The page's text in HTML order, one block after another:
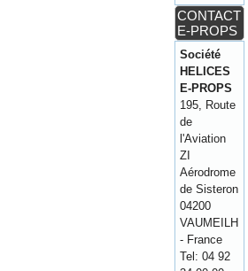
CONTACT
E-PROPS
Société
HELICES
E-PROPS
195, Route
de
l'Aviation
ZI
Aérodrome
de Sisteron
04200
VAUMEILH
- France
Tel: 04 92